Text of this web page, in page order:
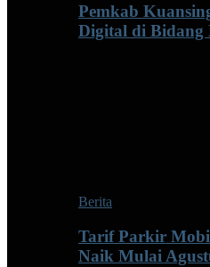
Pemkab
Digital di Bidang
Berita
Tarif Parkir
Naik Mulai